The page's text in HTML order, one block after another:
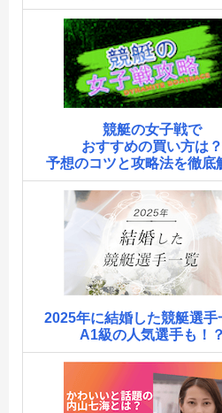
競艇の女子戦で
おすすめの買い方は？
予想のコツと攻略法を徹底
2025年に結婚した競艇選手
A1級の人気選手も！？